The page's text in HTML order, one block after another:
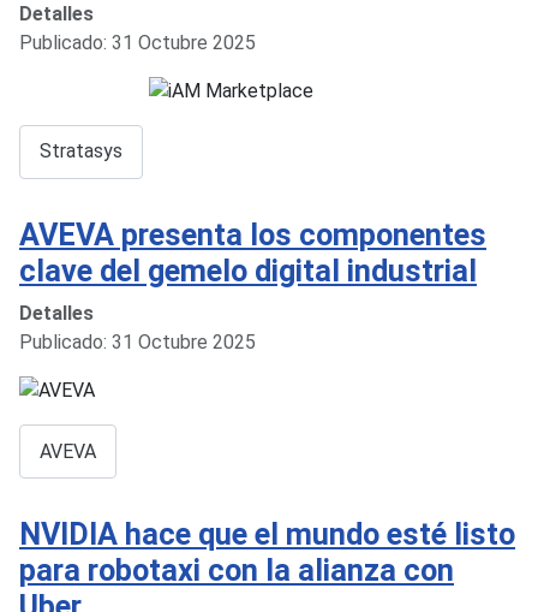
Detalles
Publicado: 31 Octubre 2025
Stratasys
AVEVA presenta los componentes
clave del gemelo digital industrial
Detalles
Publicado: 31 Octubre 2025
AVEVA
NVIDIA hace que el mundo esté listo
para robotaxi con la alianza con